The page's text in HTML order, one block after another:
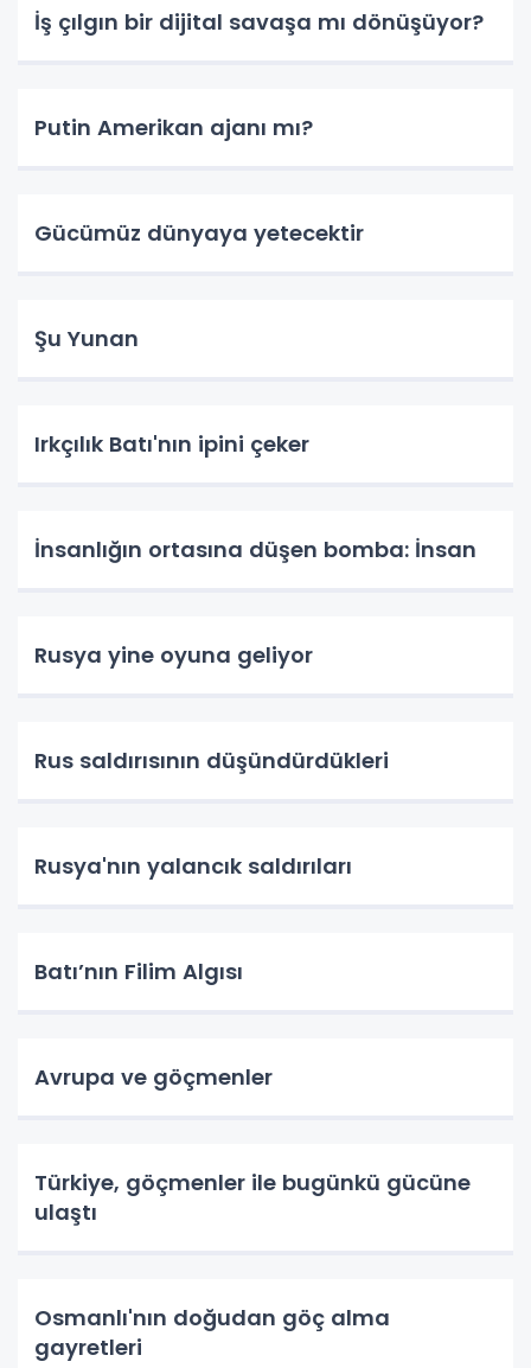
İş çılgın bir dijital savaşa mı dönüşüyor?
Putin Amerikan ajanı mı?
Gücümüz dünyaya yetecektir
Şu Yunan
Irkçılık Batı'nın ipini çeker
İnsanlığın ortasına düşen bomba: İnsan
Rusya yine oyuna geliyor
Rus saldırısının düşündürdükleri
Rusya'nın yalancık saldırıları
Batı’nın Filim Algısı
Avrupa ve göçmenler
Türkiye, göçmenler ile bugünkü gücüne
ulaştı
Osmanlı'nın doğudan göç alma
gayretleri